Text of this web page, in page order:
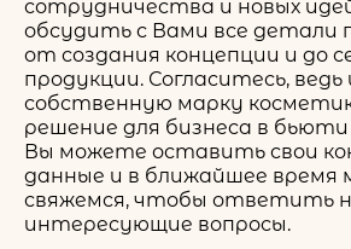
сотрудничества и новых
обсудить с Вами все детали
от создания концепции и до
продукции. Согласитесь,
собственную марку
решение для бизнеса в
Вы можете оставить свои
данные и в ближайшее время
свяжемся, чтобы ответить
интересующие вопросы.